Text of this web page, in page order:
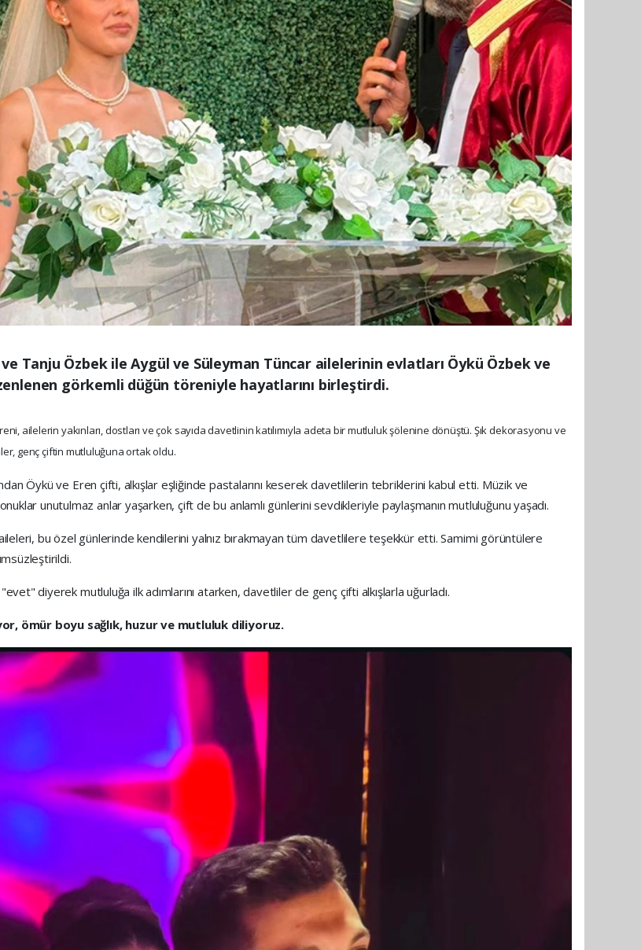
Tanju Özbek ile Aygül ve Süleyman Tüncar ailelerinin evlatları Öykü Özbek ve
görkemli düğün töreniyle hayatlarını birleştirdi.
ailelerin yakınları, dostları ve çok sayıda davetlinin katılımıyla adeta bir mutluluk şölenine dönüştü. Şık dekorasyonu ve
genç çiftin mutluluğuna ortak oldu.
Öykü ve Eren çifti, alkışlar eşliğinde pastalarını keserek davetlilerin tebriklerini kabul etti. Müzik ve
unutulmaz anlar yaşarken, çift de bu anlamlı günlerini sevdikleriyle paylaşmanın mutluluğunu yaşadı.
bu özel günlerinde kendilerini yalnız bırakmayan tüm davetlilere teşekkür etti. Samimi görüntülere
diyerek mutluluğa ilk adımlarını atarken, davetliler de genç çifti alkışlarla uğurladı.
ömür boyu sağlık, huzur ve mutluluk diliyoruz.